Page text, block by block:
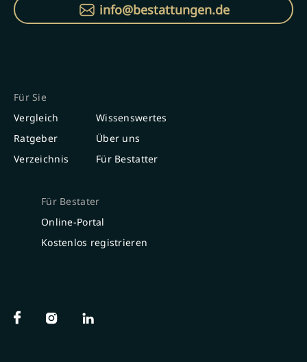
info@bestattungen.de
Für Sie
Vergleich
Ratgeber
Verzeichnis
Wissenswertes
Über uns
Für Bestatter
Für Bestater
Online-Portal
Kostenlos registrieren